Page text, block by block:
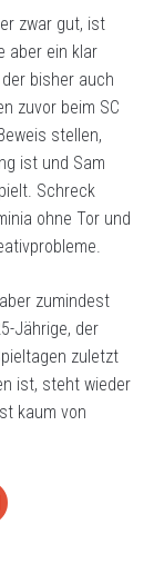
zwar gut, ist
aber ein klar
bisher auch
zuvor beim SC
stellen,
ist und Sam
Schreck
ohne Tor und
zumindest
Jährige, der
zuletzt
ist, steht wieder
kaum von